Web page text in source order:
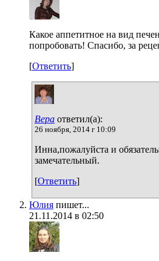
Какое аппетитное на вид
попробовать! Спасибо, за
[Ответить]
Вера ответил(а):
26 ноября, 2014 г 10:09
Инна,пожалуйста и
замечательный.
[Ответить]
Юлия пишет...
21.11.2014 в 02:50